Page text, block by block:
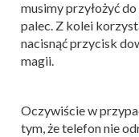
musimy przyłożyć
palec. Z kolei
nacisnąć przycisk
magii.
Oczywiście w
tym, że telefon nie